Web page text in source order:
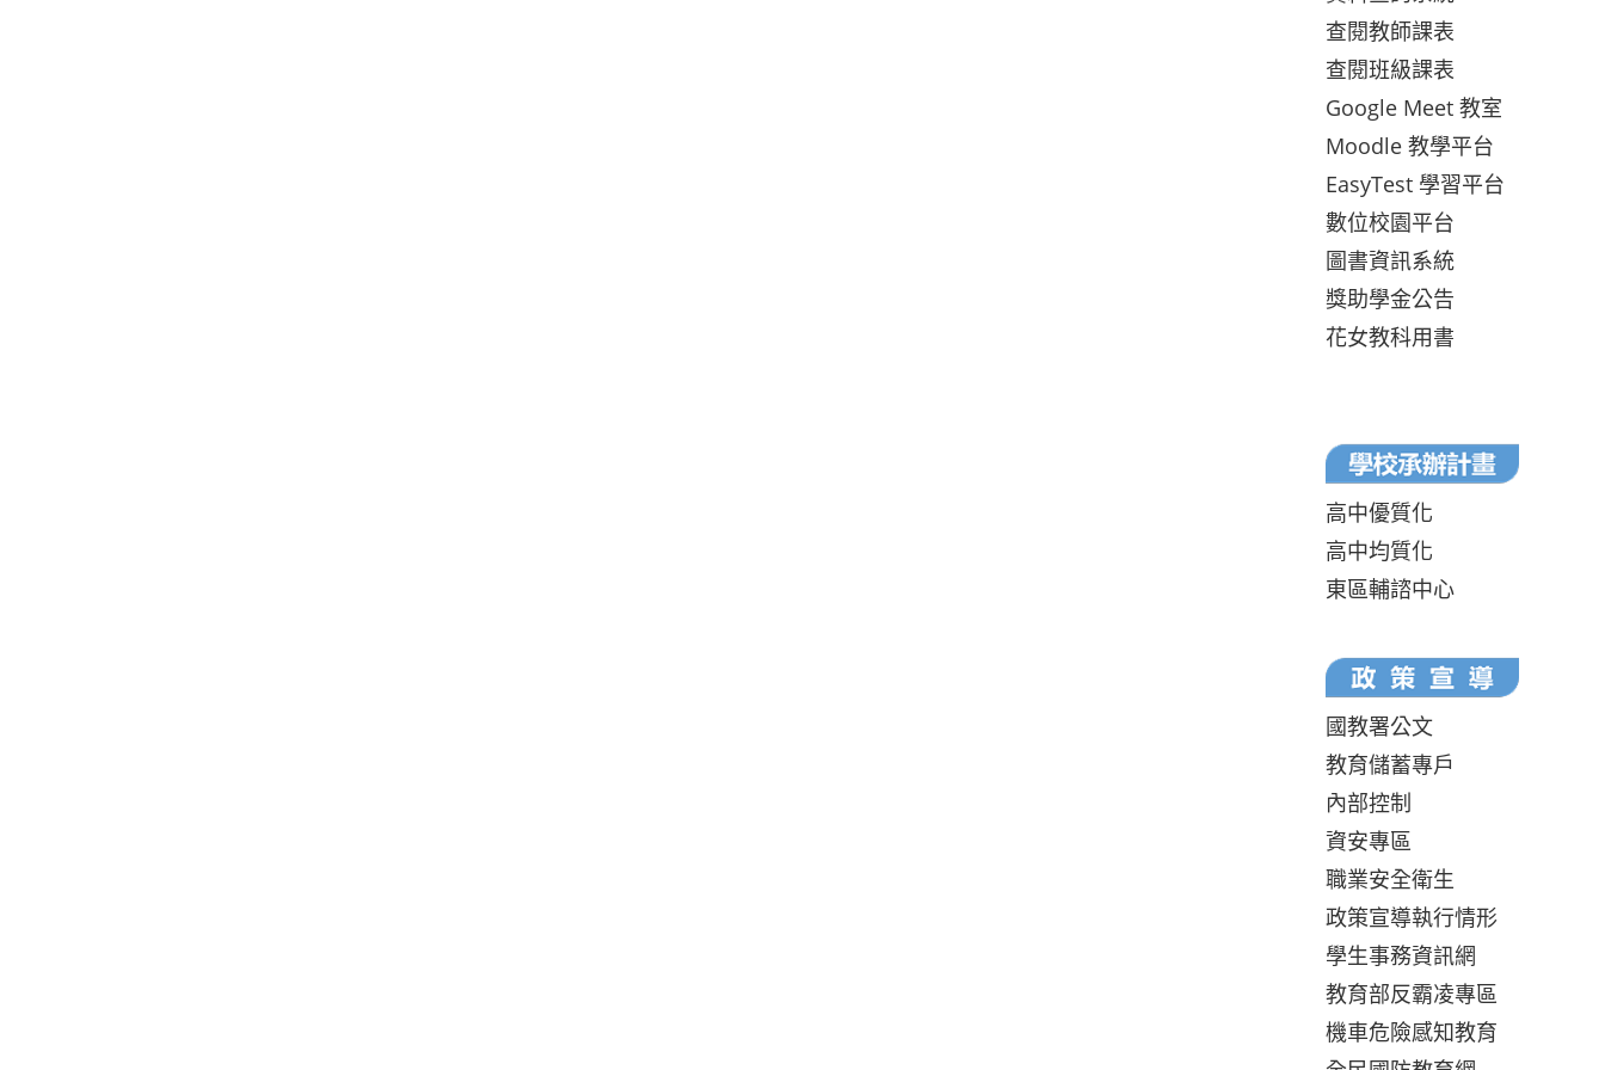
查閱教師課表
查閱班級課表
Google Meet 教室
Moodle 教學平台
EasyTest 學習平台
數位校園平台
圖書資訊系統
獎助學金公告
花女教科用書
高中優質化
高中均質化
東區輔諮中心
國教署公文
教育儲蓄專戶
內部控制
資安專區
職業安全衛生
政策宣導執行情形
學生事務資訊網
教育部反霸凌專區
機車危險感知教育